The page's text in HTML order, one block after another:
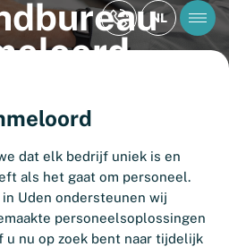
NL
dat elk bedrijf uniek is en
als het gaat om personeel.
Uden ondersteunen wij
personeelsoplossingen
u nu op zoek bent naar tijdelijk